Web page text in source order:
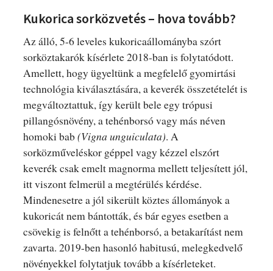
Kukorica sorközvetés – hova tovább?
Az álló, 5-6 leveles kukoricaállományba szórt
sorköztakarók kísérlete 2018-ban is folytatódott.
Amellett, hogy ügyeltünk a megfelelő gyomirtási
technológia kiválasztására, a keverék összetételét is
megváltoztattuk, így került bele egy trópusi
pillangósnövény, a tehénborsó vagy más néven
homoki bab(Vigna unguiculata). A
sorközműveléskor géppel vagy kézzel elszórt
keverék csak emelt magnorma mellett teljesített jól,
itt viszont felmerül a megtérülés kérdése.
Mindenesetre a jól sikerült köztes állományok a
kukoricát nem bántották, és bár egyes esetben a
csövekig is felnőtt a tehénborsó, a betakarítást nem
zavarta. 2019-ben hasonló habitusú, melegkedvelő
növényekkel folytatjuk tovább a kísérleteket.